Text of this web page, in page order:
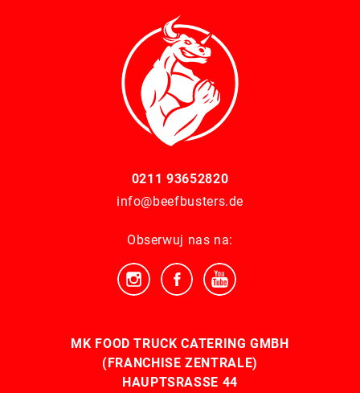
0211 93652820
info@beefbusters.de
Obserwuj nas na:
MK FOOD TRUCK CATERING GMBH
(FRANCHISE ZENTRALE)
HAUPTSRASSE 44